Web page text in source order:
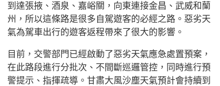
到達張掖、酒泉、嘉峪關，向東連接金昌、武威和蘭
州，所以這條路是很多自駕遊客的必經之路。惡劣天
氣為駕車出行的遊客返程帶來了很大的影響。
目前，交警部門已經啟動了惡劣天氣應急處置預案，
在此路段進行分批次、不間斷巡邏管控，同時進行預
警提示、指揮疏導。甘肅大風沙塵天氣預計會持續到